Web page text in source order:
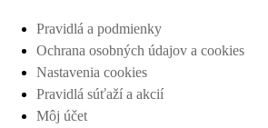
Pravidlá a podmienky
Ochrana osobných údajov a cookies
Nastavenia cookies
Pravidlá súťaží a akcií
Môj účet